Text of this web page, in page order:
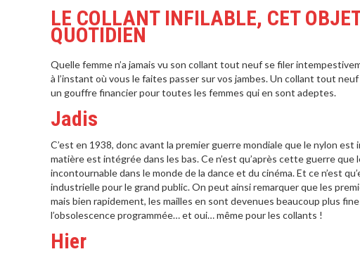
LE COLLANT INFILABLE, CET
QUOTIDIEN
Quelle femme n’a jamais vu son collant tout neuf se filer
à l’instant où vous le faites passer sur vos jambes. Un collant tout
un gouffre financier pour toutes les femmes qui en sont adeptes.
Jadis
C’est en 1938, donc avant la premier guerre mondiale que le nylon
matière est intégrée dans les bas. Ce n’est qu’après cette guerre
incontournable dans le monde de la dance et du cinéma. Et ce n’est
industrielle pour le grand public. On peut ainsi remarquer que les
mais bien rapidement, les mailles en sont devenues beaucoup plus
l’obsolescence programmée… et oui… même pour les collants !
Hier